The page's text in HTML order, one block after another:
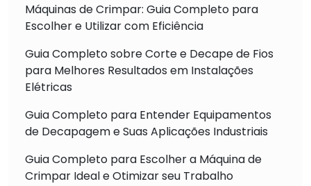
Máquinas de Crimpar: Guia Completo para
Escolher e Utilizar com Eficiência
Guia Completo sobre Corte e Decape de Fios
para Melhores Resultados em Instalações
Elétricas
Guia Completo para Entender Equipamentos
de Decapagem e Suas Aplicações Industriais
Guia Completo para Escolher a Máquina de
Crimpar Ideal e Otimizar seu Trabalho